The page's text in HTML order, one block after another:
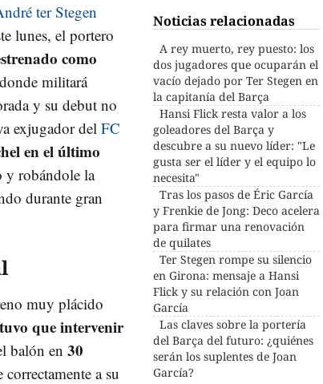
Noticias relacionadas
A rey muerto, rey puesto: los
dos jugadores que ocuparán el
vacío dejado por Ter Stegen en
la capitanía del Barça
Hansi Flick resta valor a los
goleadores del Barça y
descubre a su nuevo líder: "Le
gusta ser el líder y el equipo lo
necesita"
Tras los pasos de Éric García
y Frenkie de Jong: Deco acelera
para firmar una renovación
de quilates
Ter Stegen rompe su silencio
en Girona: mensaje a Hansi
Flick y su relación con Joan
García
Las claves sobre la portería
del Barça del futuro: ¿quiénes
serán los suplentes de Joan
García?
ter Stegen
lunes, el portero
como
militará
y su debut no
exjugador del FC
en el último
y robándole la
durante gran
muy plácido
que intervenir
balón en 30
a su